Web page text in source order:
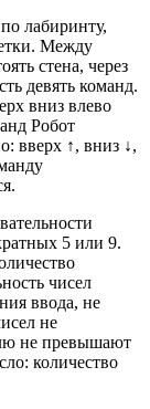
лабиринту,
Между
стена, через
девять команд.
вниз влево
Робот
вверх ↑, вниз ↓,
5 или 9.
чисел
ввода, не
не
не превышают
количество